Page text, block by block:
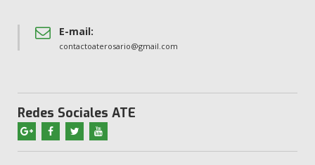
E-mail:
contactoaterosario@gmail.com
Redes Sociales ATE